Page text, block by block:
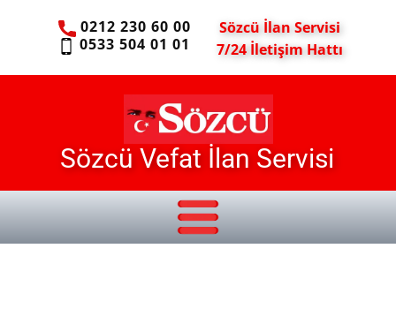
0212 230 60 00
0533 504 01 01
Sözcü İlan Servisi
7/24 İletişim Hattı
Sözcü Vefat İlan Servisi